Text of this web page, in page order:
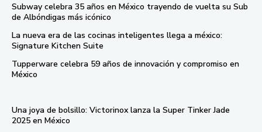
Subway celebra 35 años en México trayendo de vuelta su Sub
de Albóndigas más icónico
La nueva era de las cocinas inteligentes llega a méxico:
Signature Kitchen Suite
Tupperware celebra 59 años de innovación y compromiso en
México
Una joya de bolsillo: Victorinox lanza la Super Tinker Jade
2025 en México